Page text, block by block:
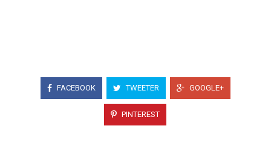
FACEBOOK TWEETER GOOGLE+
PINTEREST